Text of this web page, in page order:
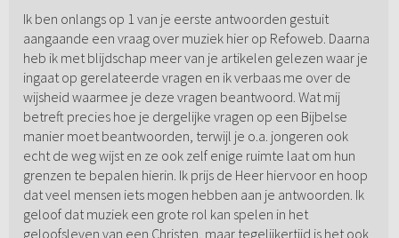
Ik ben onlangs op 1 van je eerste antwoorden gestuit
aangaande een vraag over muziek hier op Refoweb. Daarna
heb ik met blijdschap meer van je artikelen gelezen waar je
ingaat op gerelateerde vragen en ik verbaas me over de
wijsheid waarmee je deze vragen beantwoord. Wat mij
betreft precies hoe je dergelijke vragen op een Bijbelse
manier moet beantwoorden, terwijl je o.a. jongeren ook
echt de weg wijst en ze ook zelf enige ruimte laat om hun
grenzen te bepalen hierin. Ik prijs de Heer hiervoor en hoop
dat veel mensen iets mogen hebben aan je antwoorden. Ik
geloof dat muziek een grote rol kan spelen in het
geloofsleven van een Christen, maar tegelijkertijd is het ook